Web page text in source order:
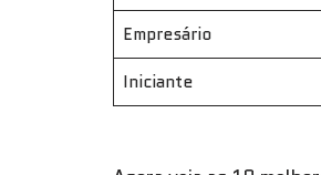
Empresário
Iniciante